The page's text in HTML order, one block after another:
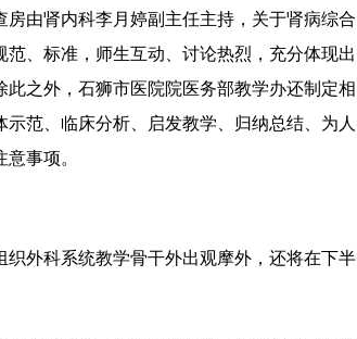
由肾内科李月婷副主任主持，关于肾病综合
、标准，师生互动、讨论热烈，充分体现出
之外，石狮市医院院医务部教学办还制定相
范、临床分析、启发教学、归纳总结、为人
事项。
外科系统教学骨干外出观摩外，还将在下半